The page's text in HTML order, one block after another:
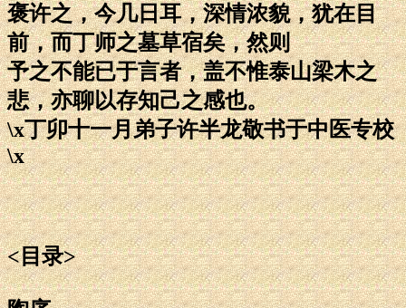
褒许之，今几日耳，深情浓貌，犹在目
前，而丁师之墓草宿矣，然则
予之不能已于言者，盖不惟泰山梁木之
悲，亦聊以存知己之感也。
\x丁卯十一月弟子许半龙敬书于中医专校
\x
<目录>